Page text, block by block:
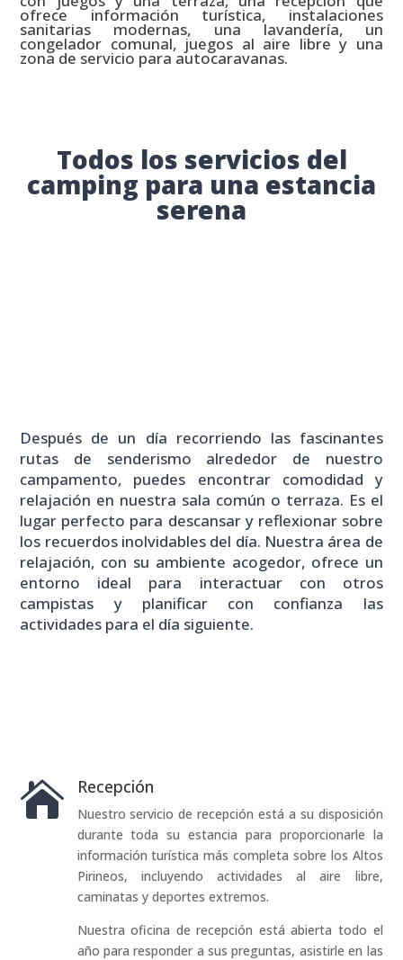
ofrece información turística, instalaciones
sanitarias modernas, una lavandería, un
congelador comunal, juegos al aire libre y una
zona de servicio para autocaravanas.
Todos los servicios del
camping para una estancia
serena
Después de un día recorriendo las fascinantes
rutas de senderismo alrededor de nuestro
campamento, puedes encontrar comodidad y
relajación en nuestra sala común o terraza. Es el
lugar perfecto para descansar y reflexionar sobre
los recuerdos inolvidables del día. Nuestra área de
relajación, con su ambiente acogedor, ofrece un
entorno ideal para interactuar con otros
campistas y planificar con confianza las
actividades para el día siguiente.
 Recepción
Nuestro servicio de recepción está a su disposición
durante toda su estancia para proporcionarle la
información turística más completa sobre los Altos
Pirineos, incluyendo actividades al aire libre,
caminatas y deportes extremos.
Nuestra oficina de recepción está abierta todo el
año para responder a sus preguntas, asistirle en las